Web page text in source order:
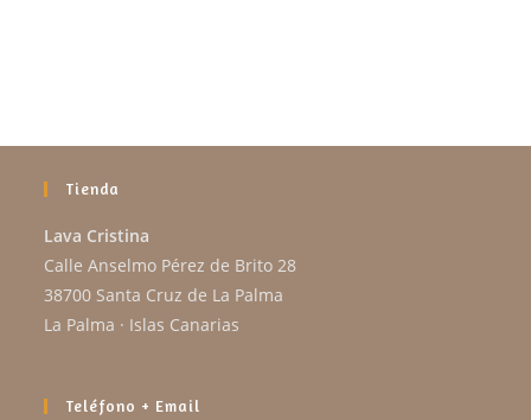
Tienda
Lava Cristina
Calle Anselmo Pérez de Brito 28
38700 Santa Cruz de La Palma
La Palma · Islas Canarias
Teléfono + Email